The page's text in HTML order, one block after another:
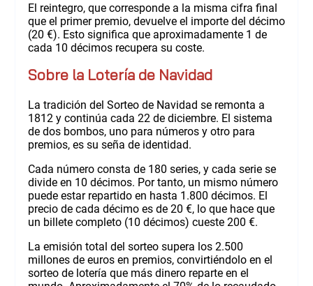
El reintegro, que corresponde a la misma cifra final
que el primer premio, devuelve el importe del décimo
(20 €). Esto significa que aproximadamente 1 de
cada 10 décimos recupera su coste.
Sobre la Lotería de Navidad
La tradición del Sorteo de Navidad se remonta a
1812 y continúa cada 22 de diciembre. El sistema
de dos bombos, uno para números y otro para
premios, es su seña de identidad.
Cada número consta de 180 series, y cada serie se
divide en 10 décimos. Por tanto, un mismo número
puede estar repartido en hasta 1.800 décimos. El
precio de cada décimo es de 20 €, lo que hace que
un billete completo (10 décimos) cueste 200 €.
La emisión total del sorteo supera los 2.500
millones de euros en premios, convirtiéndolo en el
sorteo de lotería que más dinero reparte en el